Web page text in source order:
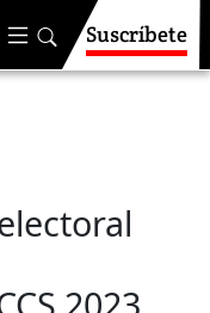
Suscríbete